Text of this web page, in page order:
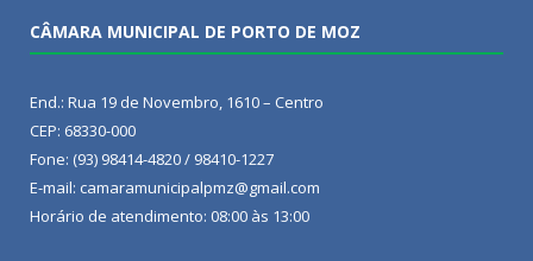
CÂMARA MUNICIPAL DE PORTO DE MOZ
End.: Rua 19 de Novembro, 1610 – Centro
CEP: 68330-000
Fone: (93) 98414-4820 / 98410-1227
E-mail: camaramunicipalpmz@gmail.com
Horário de atendimento: 08:00 às 13:00